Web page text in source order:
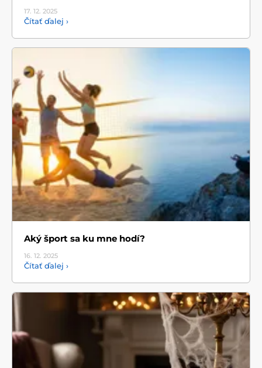
17. 12. 2025
Čítať ďalej ›
Aký šport sa ku mne hodí?
16. 12. 2025
Čítať ďalej ›